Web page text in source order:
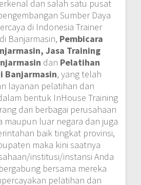
dan salah satu pusat
Sumber Daya
di Indonesia Trainer
Banjarmasin, Pembicara
Jasa Training
dan Pelatihan
Banjarmasin, yang telah
layanan pelatihan dan
bentuk InHouse Training
dari berbagai perusahaan
maupun luar negara dan juga
baik tingkat provinsi,
maka kini saatnya
institusi/instansi Anda
bersama mereka
pelatihan dan